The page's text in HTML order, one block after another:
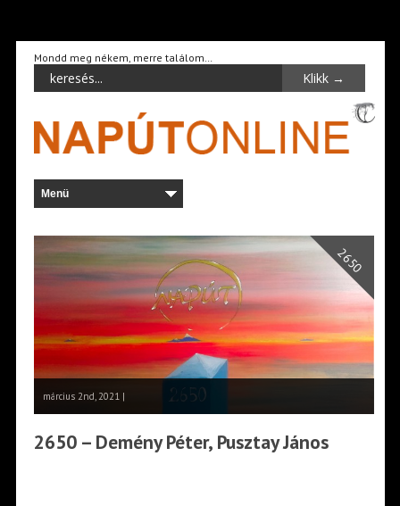
Mondd meg nékem, merre találom…
2650
március 2nd, 2021 |
2650 – Demény Péter, Pusztay János